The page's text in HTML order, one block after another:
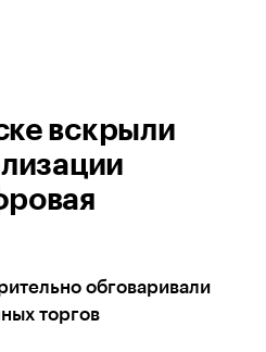
вскрыли
обговаривали
торгов